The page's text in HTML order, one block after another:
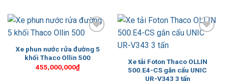
Wishlist
Xe phun nước rửa đường 5
khối Thaco Ollin 500
455,000,000₫
Xe tải Foton Thaco OLLIN
500.E4-CS gắn cẩu UNIC
UR-V343 3 tấn